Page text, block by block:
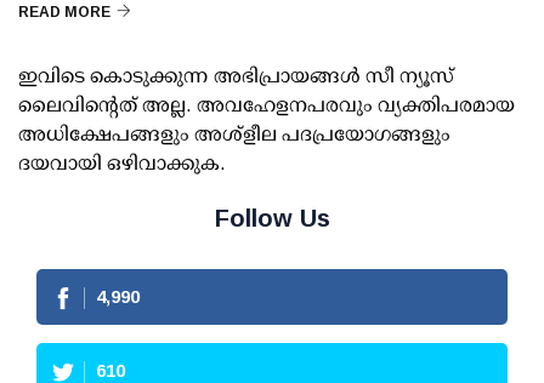
READ MORE
ഇവിടെ കൊടുക്കുന്ന അഭിപ്രായങ്ങള്‍ സീ ന്യൂസ്
ലൈവിന്റെത് അല്ല. അവഹേളനപരവും വ്യക്തിപരമായ
അധിക്ഷേപങ്ങളും അശ്‌ളീല പദപ്രയോഗങ്ങളും
ദയവായി ഒഴിവാക്കുക.
Follow Us
4,990
610